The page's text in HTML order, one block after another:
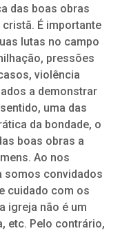
das boas obras
É importante
lutas no campo
pressões
violência
a demonstrar
uma das
da bondade, o
boas obras a
Ao nos
somos convidados
cuidado com os
igreja não é um
etc. Pelo contrário,